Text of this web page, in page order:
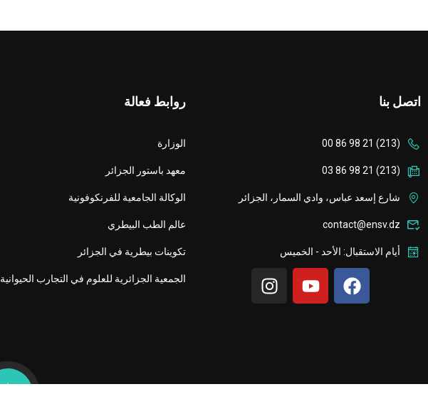
اتصل بنا
(213) 21 98 86 00
(213) 21 98 86 03
شارع إسعد عباس، وادي السمار، الجزائر
contact@ensv.dz
أيام الاستقبال: الأحد - الخميس
روابط فعالة
الوزارة
معهد باستور الجزائر
الوكالة الجامعية للفرنكوفونية
عالم الطب البيطري
تكوينات بيطرية في الجزائر
الجمعية الجزائرية للعلوم في التجارب الحيوانية